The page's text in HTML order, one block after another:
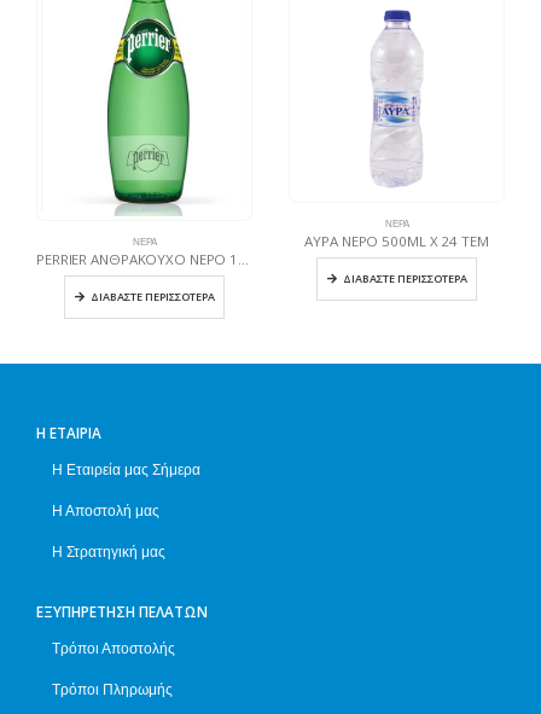
PERRIER ΑΝΘΡΑΚΟΥΧΟ ΝΕΡΟ 12X750ML ΓΥΑΛΙΝΟ
ΔΙΑΒΆΣΤΕ ΠΕΡΙΣΣΌΤΕΡΑ
ΑΥΡΑ ΝΕΡΟ 500ML X 24 TEM
ΔΙΑΒΆΣΤΕ ΠΕΡΙΣΣΌΤΕΡΑ
Η ΕΤΑΙΡΊΑ
Η Εταιρεία μας Σήμερα
Η Αποστολή μας
Η Στρατηγική μας
ΕΞΥΠΗΡΈΤΗΣΗ ΠΕΛΑΤΏΝ
Τρόποι Αποστολής
Τρόποι Πληρωμής